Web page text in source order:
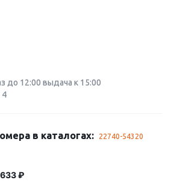
до 12:00 выдача к 15:00
4
в каталогах: 22740-54320
₽